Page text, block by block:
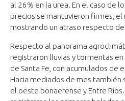
al 26% en la urea. En el caso de
precios se mantuvieron firmes,
mostrando un atraso respecto
Respecto al panorama
registraron lluvias y tormentas
de Santa Fe, con acumulados de
Hacia mediados de mes
el oeste bonaerense y Entre